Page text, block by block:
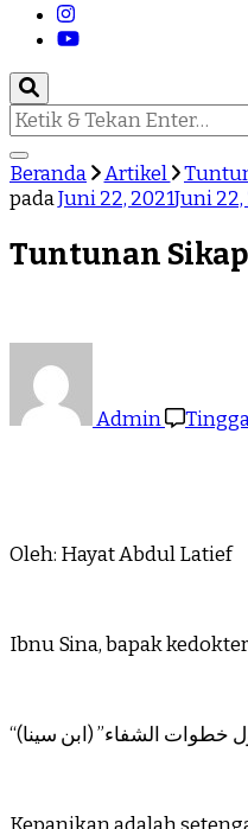
Beranda Artikel
padaJuni 22, 2021Juni 22,
Tuntunan
Admin
Oleh: Hayat Abdul Latief
Ibnu Sina, bapak
خطوات الشفاء” (ابن سينا)